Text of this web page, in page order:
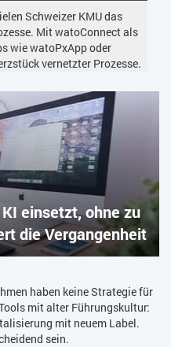
/ LAGER
2026 USABILITY
WEB-SHOP
Schweizer KMU das
Mit watoConnect als
wie watoPxApp oder
vernetzter Prozesse.
einsetzt, ohne zu
die Vergangenheit
haben keine Strategie für
mit alter Führungskultur:
mit neuem Label.
sein.